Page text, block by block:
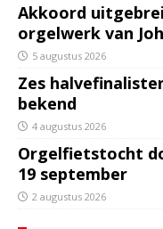
Akkoord
orgelwerk van
5 augustus 2026
Zes
bekend
4 augustus 2026
Orgelfietstocht
19 september
2 augustus 2026